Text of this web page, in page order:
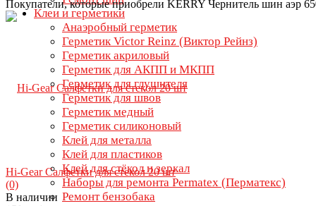
Клеи и герметики
Анаэробный герметик
Герметик Victor Reinz (Виктор Рейнз)
Герметик акриловый
Герметик для АКПП и МКПП
Герметик для глушителя
Герметик для швов
Герметик медный
Герметик силиконовый
Клей для металла
Клей для пластиков
Клей для стёкол и зеркал
Наборы для ремонта Permatex (Перматекс)
Ремонт бензобака
Покупатели, которые приобрели KERRY Чернитель шин аэр
Hi-Gear Салфетки для стекол 20 шт
(0)
В наличии